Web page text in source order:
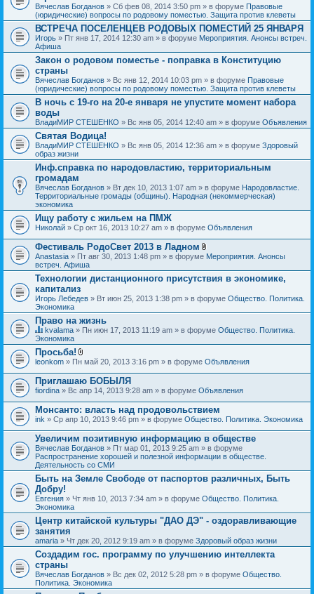
Вячеслав Богданов » Сб фев 08, 2014 3:50 pm » в форуме Правовые
(юридические) вопросы по родовому поместью. Защита против клеветы
ВСТРЕЧА ПОСЕЛЕНЦЕВ РОДОВЫХ ПОМЕСТИЙ 25 ЯНВАРЯ
Игорь » Пт янв 17, 2014 12:30 am » в форуме Мероприятия. Анонсы встреч.
Афиша
Закон о родовом поместье - поправка в Конституцию
страны
Вячеслав Богданов » Вс янв 12, 2014 10:03 pm » в форуме Правовые
(юридические) вопросы по родовому поместью. Защита против клеветы
В ночь с 19-го на 20-е января не упустите момент набора
воды
ВладиМИР СТЕШЕНКО » Вс янв 05, 2014 12:40 am » в форуме Объявления
Святая Водица!
ВладиМИР СТЕШЕНКО » Вс янв 05, 2014 12:36 am » в форуме Здоровый
образ жизни
Инф.справка по народовластию, территориальным
громадам
Вячеслав Богданов » Вт дек 10, 2013 1:07 am » в форуме Народовластие.
Территориальные громады (общины). Народная (некоммерческая)
экономика
Ищу работу с жильем на ПМЖ
Николай » Ср окт 16, 2013 10:27 am » в форуме Объявления
Фестиваль РодоСвет 2013 в Ладном
В
о
ж
н
и
я
Anastasia » Пт авг 30, 2013 1:48 pm » в форуме Мероприятия. Анонсы
встреч. Афиша
Технологии дистанционного присутствия в экономике,
капитализ
Игорь Лебедев » Вт июн 25, 2013 1:38 pm » в форуме Общество. Политика.
Экономика
Право на жизнь
Д
а
н
н
я
т
е
м
а
с
о
д
е
р
ж
и
т
о
п
р
о
с
.
kvalama » Пн июн 17, 2013 11:19 am » в форуме Общество. Политика.
Экономика
Просьба!
В
о
ж
е
н
и
я
leonkom » Пн май 20, 2013 3:16 pm » в форуме Объявления
Приглашаю БОБЫЛЯ
fiordina » Вс апр 14, 2013 9:28 am » в форуме Объявления
Монсанто: власть над продовольствием
ink » Ср апр 10, 2013 9:46 pm » в форуме Общество. Политика. Экономика
Увеличим позитивную информацию в обществе
Вячеслав Богданов » Пт мар 01, 2013 9:25 am » в форуме
Распространение хорошей и полезной информации в обществе.
Деятельность со СМИ
Быть на Земле Свободе от паспортов различных, Быть
Добру!
Евгения » Чт янв 10, 2013 7:34 am » в форуме Общество. Политика.
Экономика
Центр китайской культуры "ДАО ДЭ" - оздоравливающие
занятия
amaria » Чт дек 20, 2012 9:19 am » в форуме Здоровый образ жизни
Создадим гос. программу по улучшению интеллекта
страны
Вячеслав Богданов » Вс дек 02, 2012 5:28 pm » в форуме Общество.
Политика. Экономика